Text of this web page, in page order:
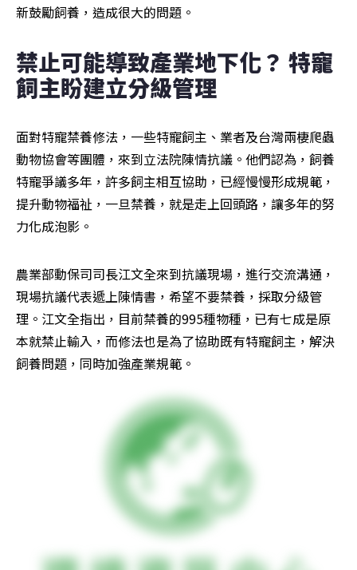
新鼓勵飼養，造成很大的問題。
禁止可能導致產業地下化？ 特寵
飼主盼建立分級管理
面對特寵禁養修法，一些特寵飼主、業者及台灣兩棲爬蟲
動物協會等團體，來到立法院陳情抗議。他們認為，飼養
特寵爭議多年，許多飼主相互協助，已經慢慢形成規範，
提升動物福祉，一旦禁養，就是走上回頭路，讓多年的努
力化成泡影。
農業部動保司司長江文全來到抗議現場，進行交流溝通，
現場抗議代表遞上陳情書，希望不要禁養，採取分級管
理。江文全指出，目前禁養的995種物種，已有七成是原
本就禁止輸入，而修法也是為了協助既有特寵飼主，解決
飼養問題，同時加強產業規範。